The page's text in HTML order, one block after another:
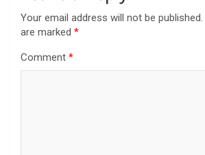
Your email address will not be published.
are marked *
Comment *